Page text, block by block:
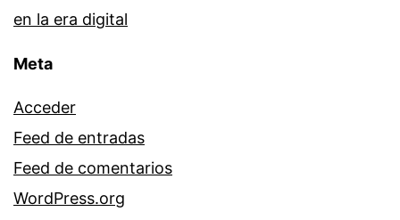
en la era digital
Meta
Acceder
Feed de entradas
Feed de comentarios
WordPress.org